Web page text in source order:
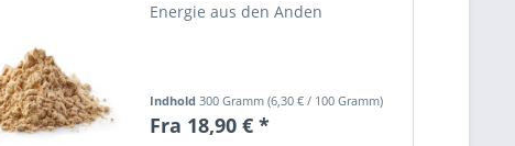
Energie aus den Anden
Indhold300 Gramm(6,30 € / 100 Gramm)
Fra 18,90 € *